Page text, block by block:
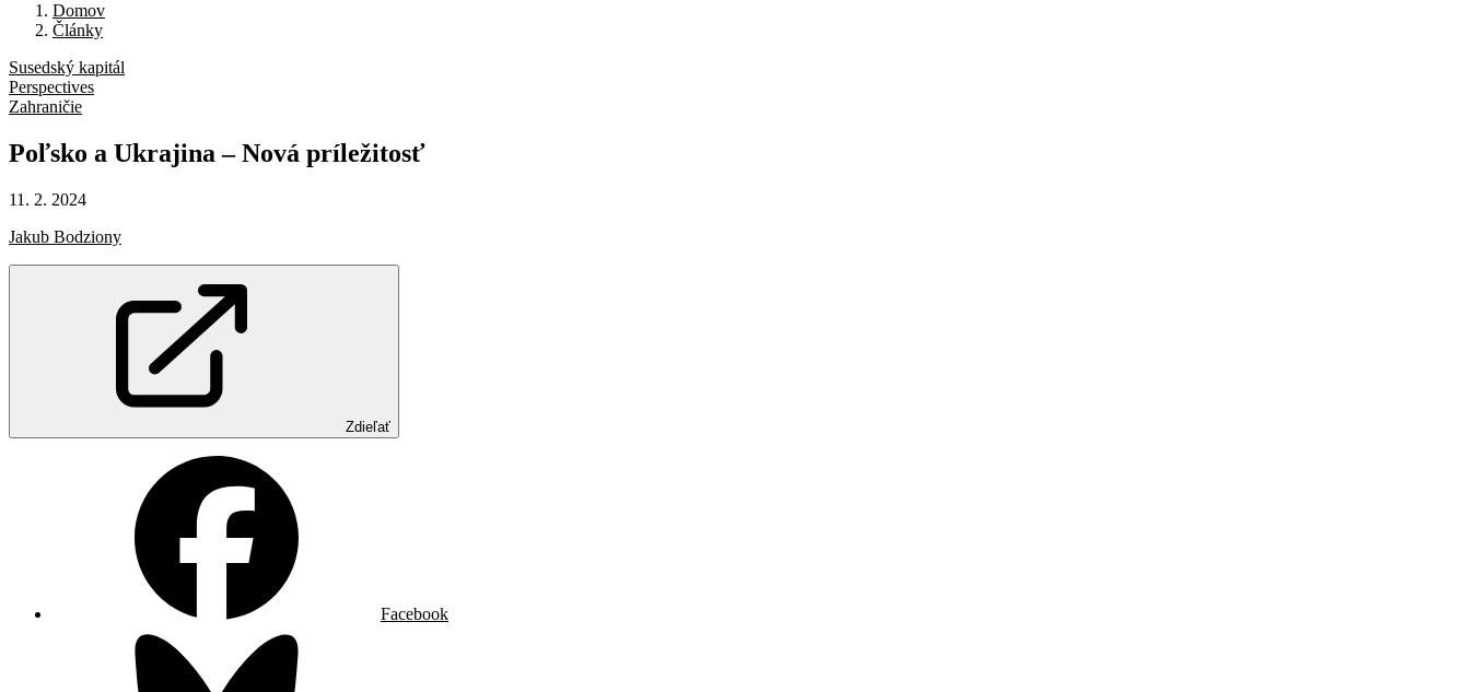
Domov
Články
Susedský kapitál
Perspectives
Zahraničie
Poľsko a Ukrajina–Nová príležitosť
11. 2. 2024
Jakub Bodziony
Zdieľať
Facebook